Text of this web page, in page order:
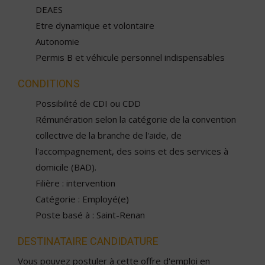
DEAES
Etre dynamique et volontaire
Autonomie
Permis B et véhicule personnel indispensables
CONDITIONS
Possibilité de CDI ou CDD
Rémunération selon la catégorie de la convention
collective de la branche de l'aide, de
l'accompagnement, des soins et des services à
domicile (BAD).
Filière : intervention
Catégorie : Employé(e)
Poste basé à : Saint-Renan
DESTINATAIRE CANDIDATURE
Vous pouvez postuler à cette offre d'emploi en